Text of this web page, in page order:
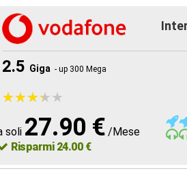
2.5 Giga - up 300 Mega
★★★★★
★★★★★
soli 27.90 € /Mese
Risparmi 24.00 €